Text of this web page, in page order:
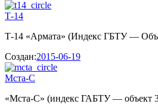
Т-14
Т-14 «Армата» (Индекс ГБТУ —
Создан:2015-06-19
Мста-С
«Мста-С» (индекс ГАБТУ — объект